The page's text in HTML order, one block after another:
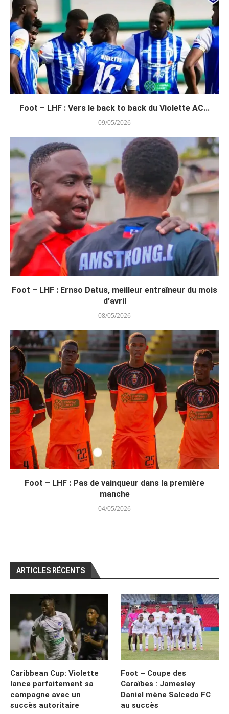
Foot – LHF : Vers le back to back du Violette AC...
09/05/2026
Foot – LHF : Ernso Datus, meilleur entraîneur du mois
d’avril
08/05/2026
Foot – LHF : Pas de vainqueur dans la première
manche
04/05/2026
ARTICLES RÉCENTS
Caribbean Cup: Violette
lance parfaitement sa
campagne avec un
succès autoritaire
Foot – Coupe des
Caraïbes : Jamesley
Daniel mène Salcedo FC
au succès